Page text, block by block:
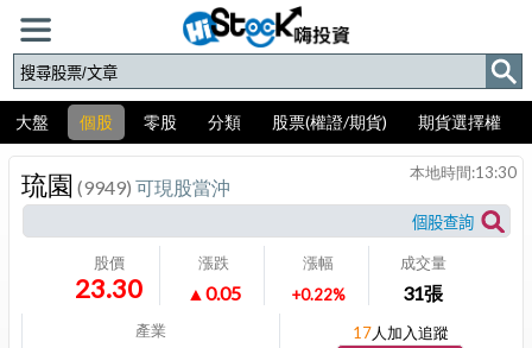
大盤 個股 零股 分類 股票(權證/期貨) 期貨選擇權
琉園 (9949) 可現股當沖
股價
23.30
漲跌
▲0.05
漲幅
+0.22%
成交量
31張
產業
本地時間:13:30
17人加入追蹤